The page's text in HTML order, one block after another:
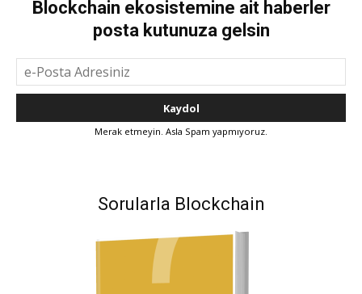
Blockchain ekosistemine ait haberler
posta kutunuza gelsin
Merak etmeyin. Asla Spam yapmıyoruz.
Sorularla Blockchain